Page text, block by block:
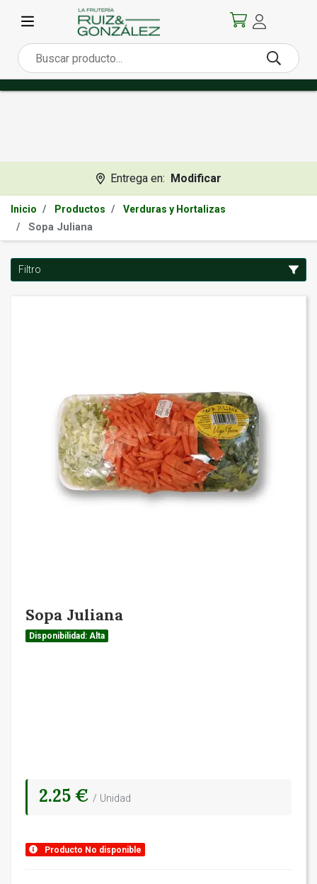
Entrega en: Modificar
Inicio Productos Verduras y Hortalizas
Sopa Juliana
Filtro
Sopa Juliana
Disponibilidad: Alta
2.25 € / Unidad
Producto No disponible